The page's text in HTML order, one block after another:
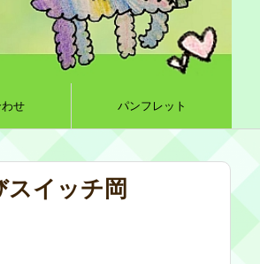
せ パンフレット
スイッチ岡